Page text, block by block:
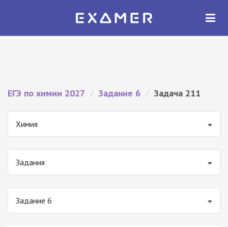
Экзамер — ЕГЭ 2027
ОТКРЫТЬ
ЕГЭ по химии 2027 / Задание 6 / Задача 211
Химия
Задания
Задание 6